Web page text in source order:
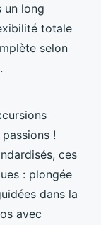
un long
totale
selon
!
ces
: plongée
dans la
avec